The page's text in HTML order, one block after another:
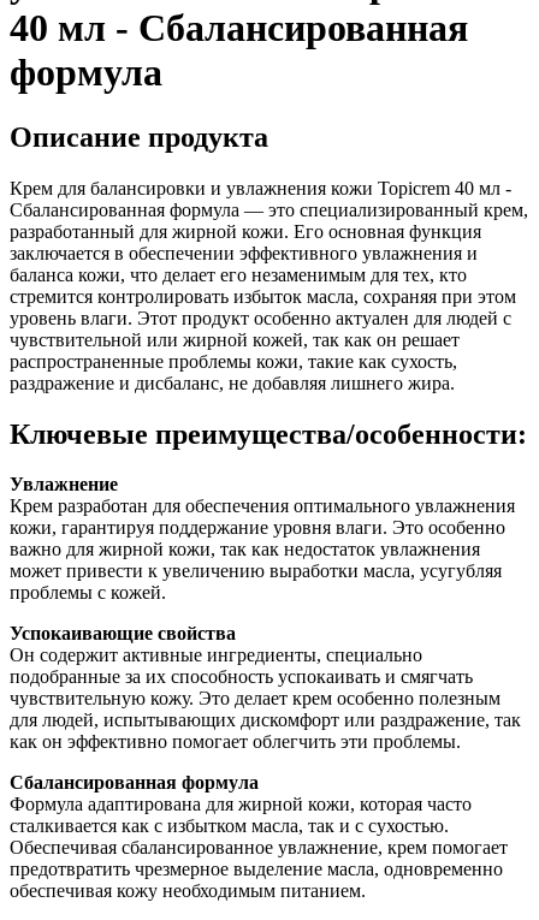
40 мл - Сбалансированная
формула
Описание продукта
Крем для балансировки и увлажнения кожи Topicrem 40 мл -
Сбалансированная формула — это специализированный крем,
разработанный для жирной кожи. Его основная функция
заключается в обеспечении эффективного увлажнения и
баланса кожи, что делает его незаменимым для тех, кто
стремится контролировать избыток масла, сохраняя при этом
уровень влаги. Этот продукт особенно актуален для людей с
чувствительной или жирной кожей, так как он решает
распространенные проблемы кожи, такие как сухость,
раздражение и дисбаланс, не добавляя лишнего жира.
Ключевые преимущества/особенности:
Увлажнение
Крем разработан для обеспечения оптимального увлажнения
кожи, гарантируя поддержание уровня влаги. Это особенно
важно для жирной кожи, так как недостаток увлажнения
может привести к увеличению выработки масла, усугубляя
проблемы с кожей.
Успокаивающие свойства
Он содержит активные ингредиенты, специально
подобранные за их способность успокаивать и смягчать
чувствительную кожу. Это делает крем особенно полезным
для людей, испытывающих дискомфорт или раздражение, так
как он эффективно помогает облегчить эти проблемы.
Сбалансированная формула
Формула адаптирована для жирной кожи, которая часто
сталкивается как с избытком масла, так и с сухостью.
Обеспечивая сбалансированное увлажнение, крем помогает
предотвратить чрезмерное выделение масла, одновременно
обеспечивая кожу необходимым питанием.